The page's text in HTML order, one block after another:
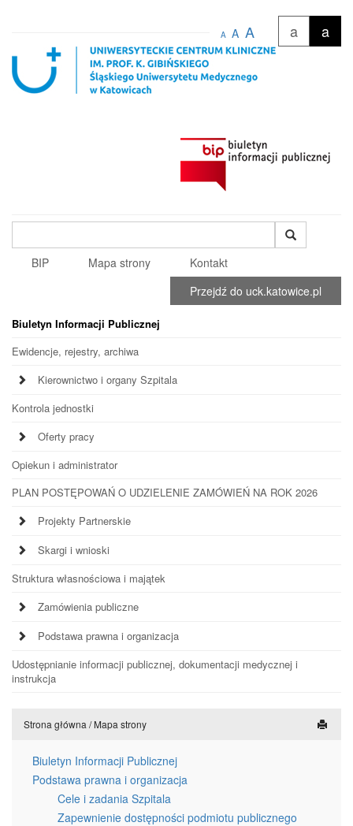
a
a
A A A
fraza
BIP
Mapa strony
Kontakt
Przejdź do uck.katowice.pl
Biuletyn Informacji Publicznej
Ewidencje, rejestry, archiwa
Kierownictwo i organy Szpitala
Kontrola jednostki
Oferty pracy
Opiekun i administrator
PLAN POSTĘPOWAŃ O UDZIELENIE ZAMÓWIEŃ NA ROK 2026
Projekty Partnerskie
Skargi i wnioski
Struktura własnościowa i majątek
Zamówienia publiczne
Podstawa prawna i organizacja
Udostępnianie informacji publicznej, dokumentacji medycznej i
instrukcja
Strona główna /Mapa strony
Biuletyn Informacji Publicznej
Podstawa prawna i organizacja
Cele i zadania Szpitala
Zapewnienie dostępności podmiotu publicznego